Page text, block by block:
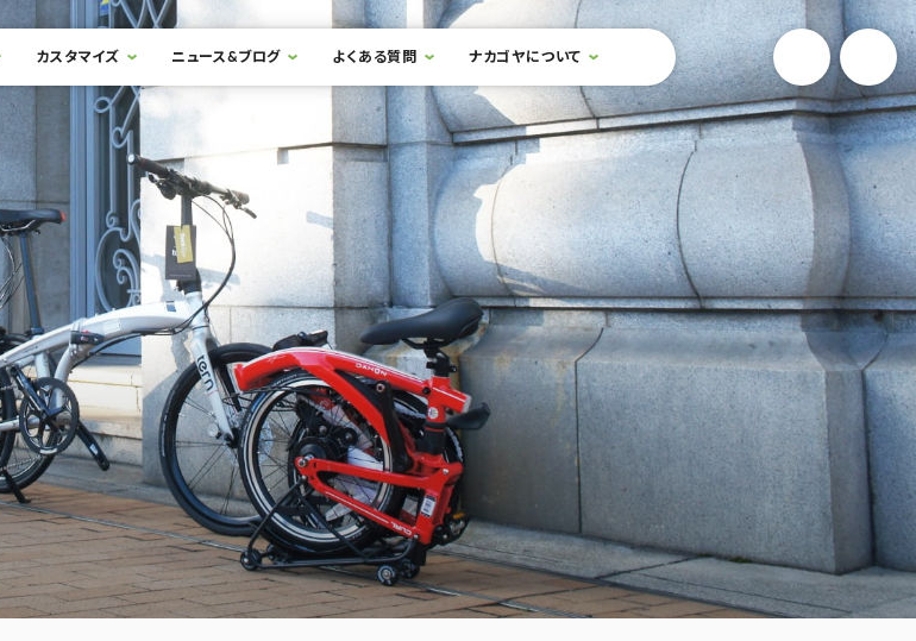
カスタマイズ ニュース&ブログ よくある質問 ナカゴヤについて 検索フォームを開閉する YouTube